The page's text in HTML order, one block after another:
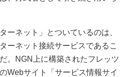
ーネット」とついているのは、
ーネット接続サービスであるこ
。NGN上に構築されたフレッツ
Webサイト「サービス情報サイ